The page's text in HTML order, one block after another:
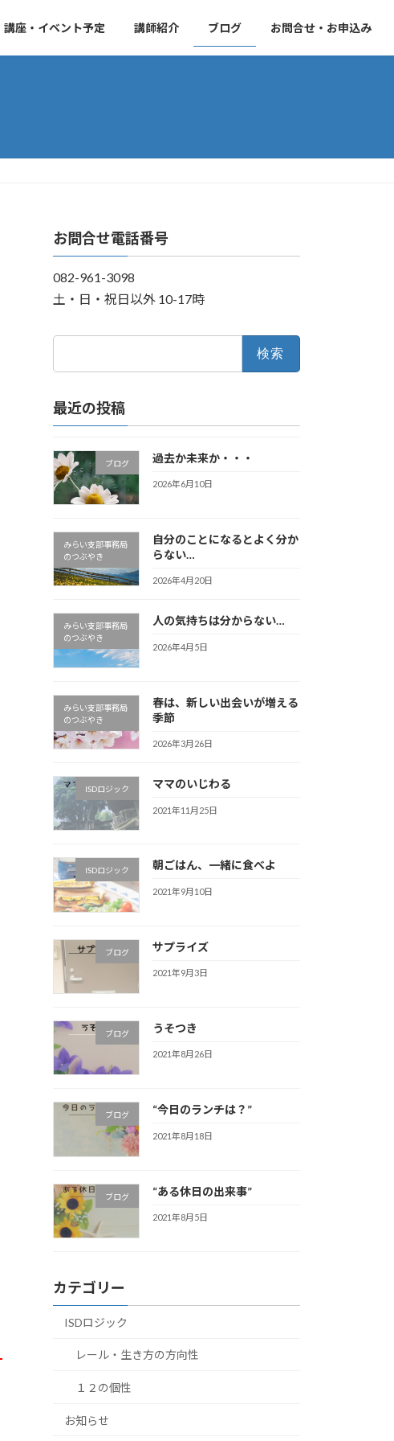
講座・イベント予定 講師紹介 ブログ お問合せ・お申込み
お問合せ電話番号
082-961-3098
土・日・祝日以外 10-17時
最近の投稿
ブログ 過去か未来か・・・
2026年6月10日
みらい支部事務局
のつぶやき
自分のことになるとよく分か
らない…
2026年4月20日
みらい支部事務局
のつぶやき
人の気持ちは分からない…
2026年4月5日
みらい支部事務局
のつぶやき
春は、新しい出会いが増える
季節
2026年3月26日
ISDロジック ママのいじわる
2021年11月25日
ISDロジック 朝ごはん、一緒に食べよ
2021年9月10日
ブログ サプライズ
2021年9月3日
ブログ うそつき
2021年8月26日
ブログ “今日のランチは？”
2021年8月18日
ブログ “ある休日の出来事”
2021年8月5日
カテゴリー
ISDロジック
レール・生き方の方向性
１２の個性
お知らせ